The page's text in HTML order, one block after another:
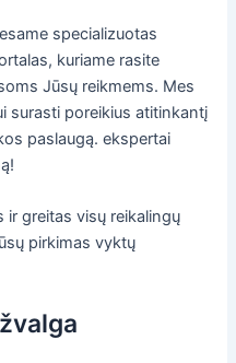
specializuotas
kuriame rasite
Jūsų reikmems. Mes
surasti poreikius atitinkantį
paslaugą. ekspertai
ir greitas visų reikalingų
pirkimas vyktų